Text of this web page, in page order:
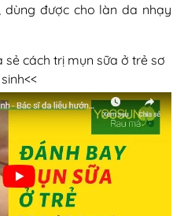
được cho làn da nhạy
sẻ cách trị mụn sữa ở trẻ sơ
sinh<<